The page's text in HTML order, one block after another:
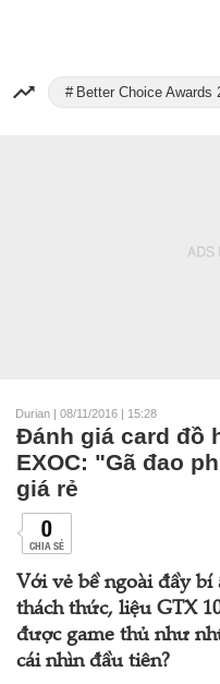
Better Choice Awards
Durian | 08/11/2016 | 15:28
Đánh giá card đồ
EXOC: "Gã đao
giá rẻ
0
CHIA SẺ
Với vẻ bề ngoài đầy
thách thức, liệu GTX
được game thủ như
cái nhìn đầu tiên?